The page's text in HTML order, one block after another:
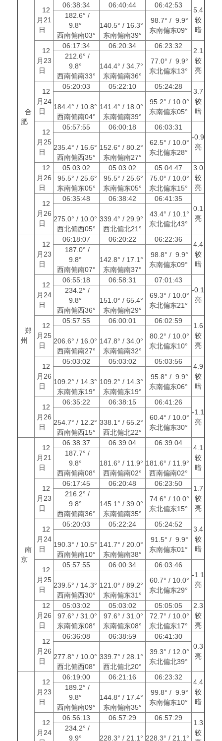
合
肥
12
月21
日
06:38:34 06:40:44 06:42:53
5.4
较
暗
182.6° /
9.8°
西南偏南03°
140.5° / 16.3°
东南偏南39°
98.7° / 9.9°
东南偏东09°
12
月23
日
06:17:34 06:20:34 06:23:32
2.1
较
亮
212.6° /
9.8°
西南偏南33°
144.4° / 34.7°
东南偏南36°
77.0° / 9.9°
东北偏东13°
12
月24
日
05:20:03 05:22:10 05:24:28
3.7
较
暗
184.4° / 10.8°
西南偏南04°
141.4° / 18.0°
东南偏南39°
95.2° / 10.0°
东南偏东05°
12
月25
日
05:57:55 06:00:18
06:03:31
-0.9
亮
235.4° / 16.6°
西南偏西35°
152.6° / 80.2°
东南偏南27°
62.5° / 10.0°
东北偏东28°
12
月26
日
05:03:02 05:03:02 05:04:47
3.0
较
亮
95.5° / 25.6°
东南偏东05°
95.5° / 25.6°
东南偏东05°
75.0° / 10.0°
东北偏东15°
12
月26
日
06:35:48 06:38:42
06:41:35
0.1
亮
275.0° / 10.0°
西北偏西05°
339.4° / 29.9°
西北偏北21°
43.4° / 10.1°
东北偏北43°
郑
州
12
月23
日
06:18:07 06:20:22 06:22:36
4.4
较
暗
187.0° /
9.8°
西南偏南07°
142.8° / 17.1°
东南偏南37°
98.8° / 9.9°
东南偏东09°
12
月24
日
06:55:18 06:58:31
07:01:43
-0.1
亮
234.2° /
9.8°
西南偏西36°
151.0° / 65.4°
东南偏南29°
69.3° / 10.0°
东北偏东21°
12
月25
日
05:57:55 06:00:01 06:02:59
1.6
较
亮
206.6° / 16.0°
西南偏南27°
147.8° / 34.0°
东南偏南32°
80.2° / 10.0°
东北偏东10°
12
月26
日
05:03:02 05:03:02 05:03:56
4.9
较
暗
109.2° / 14.3°
东南偏东19°
109.2° / 14.3°
东南偏东19°
95.8° / 9.9°
东南偏东06°
12
月26
日
06:35:22 06:38:15
06:41:26
-1.1
亮
254.7° / 12.2°
西南偏西15°
338.1° / 65.2°
西北偏北22°
60.4° / 10.0°
东北偏东30°
南
京
12
月21
日
06:38:37 06:39:04 06:39:04
4.1
较
暗
187.7° /
9.8°
西南偏南08°
181.6° / 11.9°
西南偏南02°
181.6° / 11.9°
西南偏南02°
12
月23
日
06:17:45 06:20:48 06:23:50
1.7
较
亮
216.2° /
9.8°
西南偏南36°
145.1° / 39.0°
东南偏南35°
74.6° / 10.0°
东北偏东15°
12
月24
日
05:20:03 05:22:24 05:24:52
3.4
较
暗
190.3° / 10.5°
西南偏南10°
141.7° / 20.0°
东南偏南38°
91.5° / 9.9°
东南偏东01°
12
月25
日
05:57:55 06:00:34
06:03:46
-1.1
亮
239.5° / 14.3°
西南偏西30°
121.0° / 89.2°
东南偏东31°
60.7° / 10.0°
东北偏东29°
12
月26
日
05:03:02 05:03:02 05:05:05
2.3
较
亮
97.6° / 31.0°
东南偏东08°
97.6° / 31.0°
东南偏东08°
72.7° / 10.0°
东北偏东17°
12
月26
日
06:36:08 06:38:59
06:41:30
0.3
亮
277.8° / 10.0°
西北偏西08°
339.7° / 28.1°
西北偏北20°
39.3° / 12.0°
东北偏北39°
12
月23
日
06:19:00 06:21:16 06:23:32
4.4
较
暗
189.2° /
9.8°
西南偏南09°
144.8° / 17.4°
东南偏南35°
99.8° / 9.9°
东南偏东10°
12
月24
06:56:13 06:57:29 06:57:29
1.3
较
234.2° /
9.9°
228.3° / 21.1° 228.3° / 21.1°